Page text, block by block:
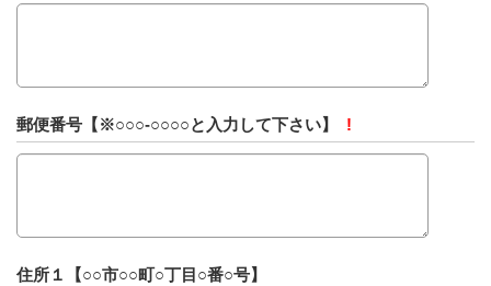
郵便番号【※○○○-○○○○と入力して下さい】 !
住所１【○○市○○町○丁目○番○号】